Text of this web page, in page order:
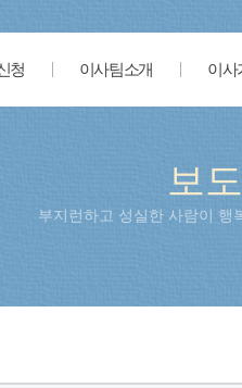
청 이사팀소개 이사
보
부지런하고 성실한 사람이 행